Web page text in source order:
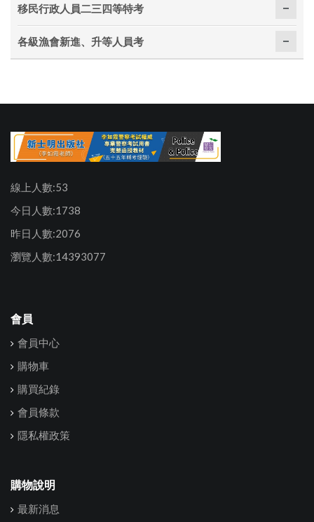
移民行政人員二三四等特考
各級漁會新進、升等人員考
線上人數:53
今日人數:1738
昨日人數:2076
瀏覽人數:14393077
會員
會員中心
購物車
購買紀錄
會員條款
隱私權政策
購物說明
最新消息